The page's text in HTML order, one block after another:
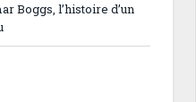
Boggs, l’histoire d’un